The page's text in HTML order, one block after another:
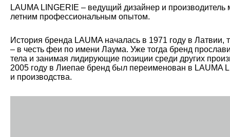
LAUMA LINGERIE – ведущий дизайнер и
летним профессиональным опытом.
История бренда LAUMA началась в 1971 году в
– в честь феи по имени Лаума. Уже тогда бренд
тела и занимая лидирующие позиции среди других
2005 году в Лиепае бренд был переименован в LAUMA
и производства.